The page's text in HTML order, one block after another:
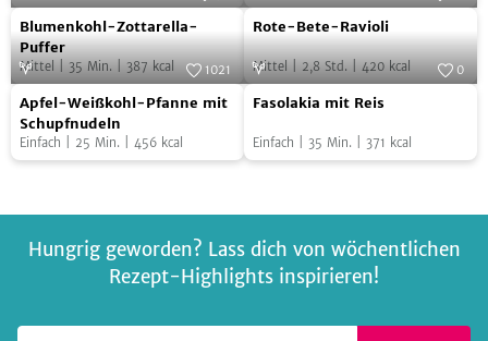
Hüttenkäse-
Pilz-
Füllung
Blumenkohl-
Zottarella-
Puffer
Zott - Die Genuss-Molkerei
Blumenkohl-Zottarella-
Puffer
Mittel 35 Min. 387 kcal
Rote-
Bete-
Ravioli
Keimling Naturkost
Rote-Bete-Ravioli
Mittel 2,8 Std. 420 kcal
Apfel-
Weißkohl-
Pfanne
Foto: SevenCooks
1021
Apfel-Weißkohl-Pfanne mit
Schupfnudeln
Einfach 25 Min. 456 kcal
Fasolakia
Reis
Foto:
0
Fasolakia mit Reis
Einfach 35 Min. 371 kcal
Hungrig geworden? Lass dich von wöchentlichen
Rezept-Highlights inspirieren!